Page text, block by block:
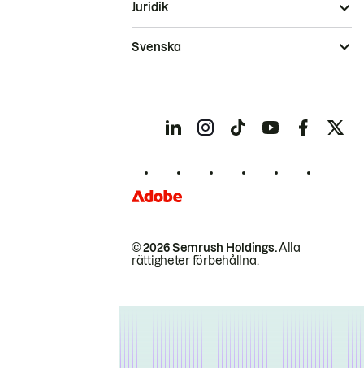
© 2026 Semrush Holdings.Alla
rättigheter förbehållna.
Juridik
Svenska